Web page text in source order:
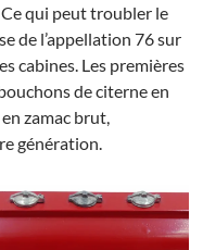
qui peut troubler le
de l’appellation 76 sur
cabines. Les premières
de citerne en
zamac brut,
génération.